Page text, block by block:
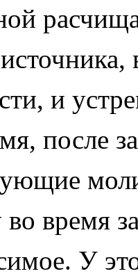
и
после
время
У